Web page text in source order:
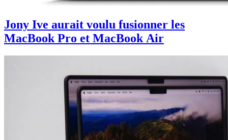
Jony Ive aurait voulu fusionner les
MacBook Pro et MacBook Air